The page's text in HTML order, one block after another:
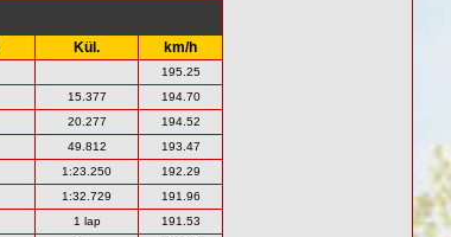
Kül. km/h
195.25
15.377
194.70
20.277
194.52
49.812
193.47
1:23.250
192.29
1:32.729
191.96
1 lap
191.53